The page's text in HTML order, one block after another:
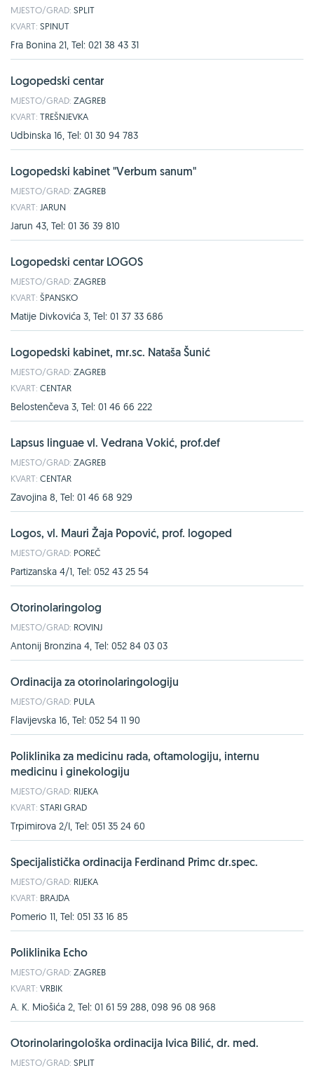
MJESTO/GRAD: SPLIT
KVART: SPINUT
Fra Bonina 21, Tel: 021 38 43 31
Logopedski centar
MJESTO/GRAD: ZAGREB
KVART: TREŠNJEVKA
Udbinska 16, Tel: 01 30 94 783
Logopedski kabinet "Verbum sanum"
MJESTO/GRAD: ZAGREB
KVART: JARUN
Jarun 43, Tel: 01 36 39 810
Logopedski centar LOGOS
MJESTO/GRAD: ZAGREB
KVART: ŠPANSKO
Matije Divkovića 3, Tel: 01 37 33 686
Logopedski kabinet, mr.sc. Nataša Šunić
MJESTO/GRAD: ZAGREB
KVART: CENTAR
Belostenčeva 3, Tel: 01 46 66 222
Lapsus linguae vl. Vedrana Vokić, prof.def
MJESTO/GRAD: ZAGREB
KVART: CENTAR
Zavojina 8, Tel: 01 46 68 929
Logos, vl. Mauri Žaja Popović, prof. logoped
MJESTO/GRAD: POREČ
Partizanska 4/1, Tel: 052 43 25 54
Otorinolaringolog
MJESTO/GRAD: ROVINJ
Antonij Bronzina 4, Tel: 052 84 03 03
Ordinacija za otorinolaringologiju
MJESTO/GRAD: PULA
Flavijevska 16, Tel: 052 54 11 90
Poliklinika za medicinu rada, oftamologiju, internu
medicinu i ginekologiju
MJESTO/GRAD: RIJEKA
KVART: STARI GRAD
Trpimirova 2/I, Tel: 051 35 24 60
Specijalistička ordinacija Ferdinand Primc dr.spec.
MJESTO/GRAD: RIJEKA
KVART: BRAJDA
Pomerio 11, Tel: 051 33 16 85
Poliklinika Echo
MJESTO/GRAD: ZAGREB
KVART: VRBIK
A. K. Miošića 2, Tel: 01 61 59 288, 098 96 08 968
Otorinolaringološka ordinacija Ivica Bilić, dr. med.
MJESTO/GRAD: SPLIT